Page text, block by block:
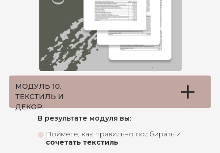
МОДУЛЬ 10.
ТЕКСТИЛЬ И
ДЕКОР
+
В результате модуля вы:
Поймете, как правильно подбирать и
сочетать текстиль